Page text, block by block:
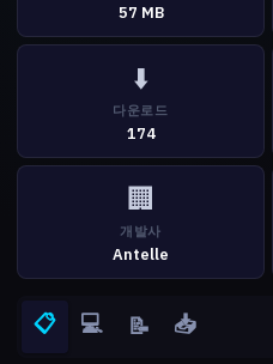
57 MB
⬇️
다운로드
174
🏢
개발사
Antelle
📋 💻 📝 📥